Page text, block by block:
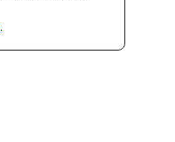
.